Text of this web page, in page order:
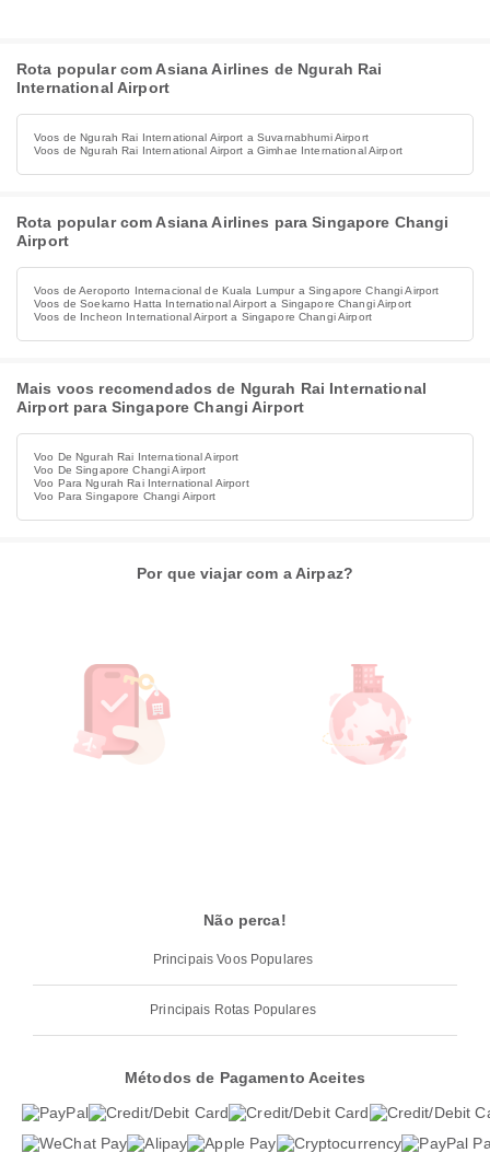
Rota popular com Asiana Airlines de Ngurah Rai
International Airport
Voos de Ngurah Rai International Airport a Suvarnabhumi Airport
Voos de Ngurah Rai International Airport a Gimhae International Airport
Rota popular com Asiana Airlines para Singapore Changi
Airport
Voos de Aeroporto Internacional de Kuala Lumpur a Singapore Changi Airport
Voos de Soekarno Hatta International Airport a Singapore Changi Airport
Voos de Incheon International Airport a Singapore Changi Airport
Mais voos recomendados de Ngurah Rai International
Airport para Singapore Changi Airport
Voo De Ngurah Rai International Airport
Voo De Singapore Changi Airport
Voo Para Ngurah Rai International Airport
Voo Para Singapore Changi Airport
Por que viajar com a Airpaz?
Não perca!
Principais Voos Populares
Principais Rotas Populares
Métodos de Pagamento Aceites